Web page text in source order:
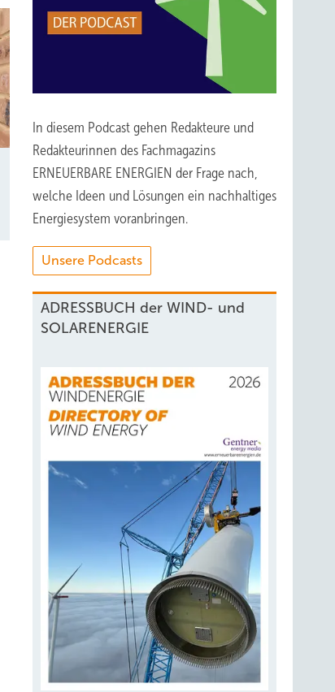
In diesem Podcast gehen Redakteure und
Redakteurinnen des Fachmagazins
ERNEUERBARE ENERGIEN der Frage nach,
welche Ideen und Lösungen ein nachhaltiges
Energiesystem voranbringen.
Unsere Podcasts
ADRESSBUCH der WIND- und
SOLARENERGIE